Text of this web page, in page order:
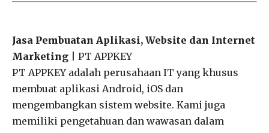
Jasa Pembuatan Aplikasi, Website dan Internet
Marketing | PT APPKEY
PT APPKEY adalah perusahaan IT yang khusus
membuat aplikasi Android, iOS dan
mengembangkan sistem website. Kami juga
memiliki pengetahuan dan wawasan dalam